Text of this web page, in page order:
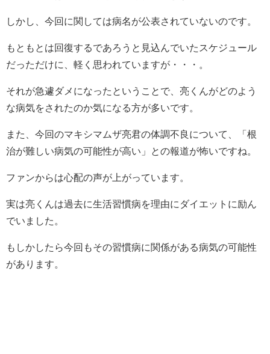
しかし、今回に関しては病名が公表されていないのです。
もともとは回復するであろうと見込んでいたスケジュール
だっただけに、軽く思われていますが・・・。
それが急遽ダメになったということで、亮くんがどのよう
な病気をされたのか気になる方が多いです。
また、今回のマキシマムザ亮君の体調不良について、「根
治が難しい病気の可能性が高い」との報道が怖いですね。
ファンからは心配の声が上がっています。
実は亮くんは過去に生活習慣病を理由にダイエットに励ん
でいました。
もしかしたら今回もその習慣病に関係がある病気の可能性
があります。